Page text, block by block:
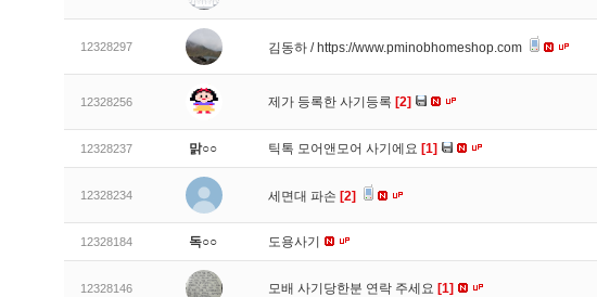
12328297 김동하 / https://www.pminobhomeshop.com
12328256 제가 등록한 사기등록 [2]
12328237 맑○○ 틱톡 모어앤모어 사기에요 [1]
12328234 세면대 파손 [2]
12328184 독○○ 도용사기
12328146 모배 사기당한분 연락 주세요 [1]